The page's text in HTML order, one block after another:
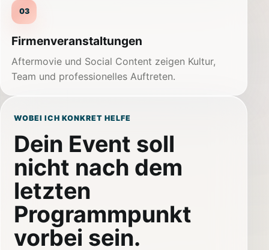
03
Firmenveranstaltungen
Aftermovie und Social Content zeigen Kultur,
Team und professionelles Auftreten.
WOBEI ICH KONKRET HELFE
Dein Event soll
nicht nach dem
letzten
Programmpunkt
vorbei sein.